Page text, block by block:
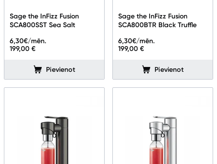
Viedierīces
Lielā tehnika
Mazā tehnika
Kafijas pagatavošana
Sage the InFizz Fusion
SCA800SST Sea Salt
199,00 €
6,30€/mēn.
Pievienot
Sage the InFizz Fusion
SCA800BTR Black Truffle
199,00 €
6,30€/mēn.
Pievienot